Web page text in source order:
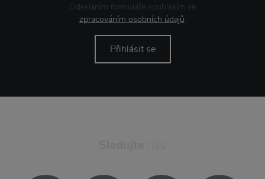
Odesláním formuláře souhlasím se
zpracováním osobních údajů.
Přihlásit se